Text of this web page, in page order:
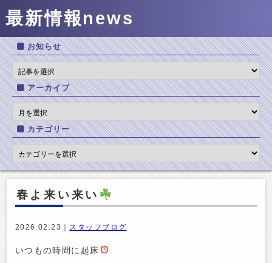
最新情報news
お知らせ
アーカイブ
カテゴリー
春よ来い来い
2026.02.23｜ スタッフブログ
いつもの時間に起床